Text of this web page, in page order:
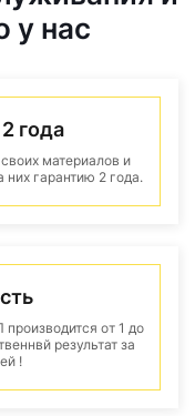
у нас
года
материалов и
гарантию 2 года.
от 1 до
результат за
!